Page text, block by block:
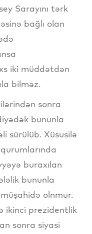
Sarayını tərk
bağlı olan
iki müddətdən
bilməz.
sonra
bununla
sürülüb. Xüsusilə
buraxılan
bununla
olnmur.
ikinci prezidentlik
sonra siyasi